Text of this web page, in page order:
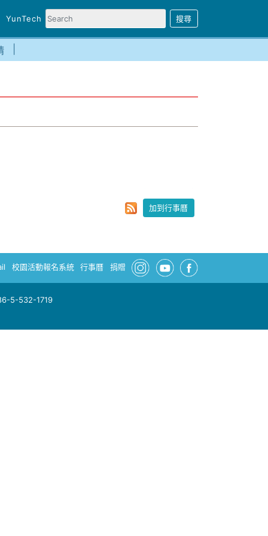
YunTech
加到行事曆
校園活動報名系統 行事曆 捐贈
5-532-1719